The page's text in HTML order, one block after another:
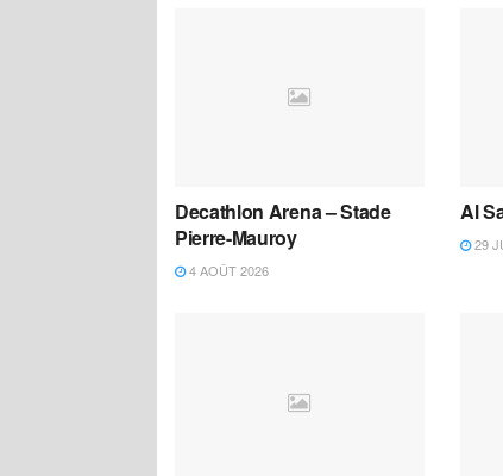
Decathlon Arena – Stade
Pierre-Mauroy
4 AOÛT 2026
Al
29